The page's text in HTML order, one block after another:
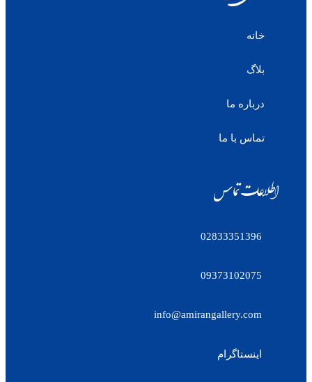
خانه
بلاگ
درباره ما
تماس با ما
اطلاعات تماس
02833351396
09373102075
info@amirangallery.com
اینستاگرام